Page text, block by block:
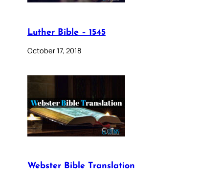
Luther Bible – 1545
October 17, 2018
Webster Bible Translation